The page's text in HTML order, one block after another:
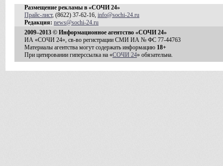
Размещение рекламы в «СОЧИ 24»
Прайс-лист, (8622) 37-62-16, info@sochi-24.ru
Редакция: news@sochi-24.ru
2009–2013 © Информационное агентство «СОЧИ 24»
ИА «СОЧИ 24», св-во регистрации СМИ ИА № ФС 77-44763
Материалы агентства могут содержать информацию 18+
При цитировании гиперссылка на «СОЧИ 24» обязательна.